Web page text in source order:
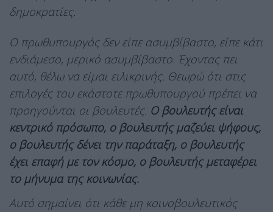
δημοκρατίες.
Ο πρωθυπουργός δεν είπε ασυμβίβαστο, είπε κάτι
ενδιάμεσο, μερικό ασυμβίβαστο. Έχοντας πει
αυτό, θέλω να είμαι ειλικρινής. Θεωρώ ότι στις
επιλογές του εκάστοτε πρωθυπουργού πρέπει να
προηγούνται οι βουλευτές. Ο βουλευτής είναι
κεντρικό πρόσωπο, ο βουλευτής μαζεύει ψήφους,
ο βουλευτής δένει την παράταξη, ο βουλευτής
έχει επαφή με τον κόσμο, ο βουλευτής μεταφέρει
το μήνυμα της κοινωνίας.
Αυτό σημαίνει ότι κάθε μη κοινοβουλευτικός